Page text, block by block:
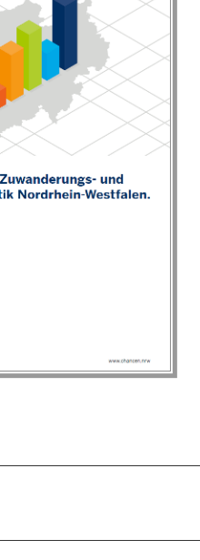
ZULETZT ANGESEHENE